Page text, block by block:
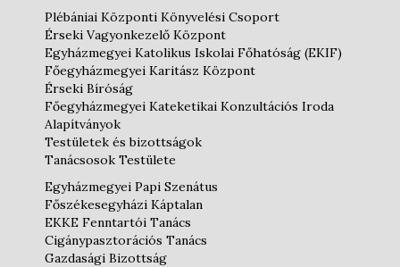
Plébániai Központi Könyvelési Csoport
Érseki Vagyonkezelő Központ
Egyházmegyei Katolikus Iskolai Főhatóság (EKIF)
Főegyházmegyei Karitász Központ
Érseki Bíróság
Főegyházmegyei Kateketikai Konzultációs Iroda
Alapítványok
Testületek és bizottságok
Tanácsosok Testülete
Egyházmegyei Papi Szenátus
Főszékesegyházi Káptalan
EKKE Fenntartói Tanács
Cigánypasztorációs Tanács
Gazdasági Bizottság